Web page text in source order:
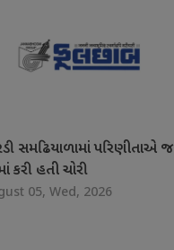
સમઢિયાળામાં પરિણીતાએ જ
કરી હતી ચોરી
05, Wed, 2026